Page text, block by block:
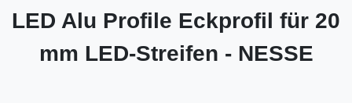
LED Alu Profile Eckprofil für 20
mm LED-Streifen - NESSE